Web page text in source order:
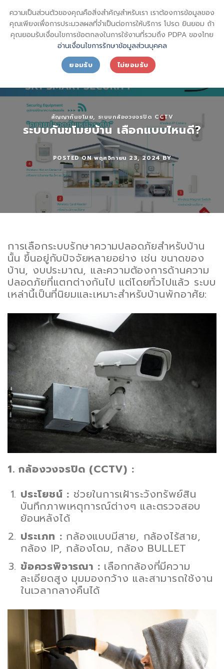
sql_sktsecurity_
ความเป็นส่วนตัวของคุณคือสิ่งสำคัญสำหรับเรา เราต้องการข้อมูลของ
คุณเพียงเพื่อการประมวลผลที่จำเป็นต่อการให้บริการ โปรด ยินยอม ถ้า
คุณยอมรับเงื่อนไขการข้อตกลงในการใช้งานที่รวมถึง PDPA ของไทย
อ่านเงื่อนไขการรักษาข้อมูลส่วนบุคคล
ยอมรับ
ไม่ยอมรับ
to
content
SECURITY SHIN KONG (THAI) INTERNATIONAL CO.,LTD.
สัญญากันขโมย, ระบบกล้องวงจรปิด CCTV
ระบบกันขโมยบ้าน เลือกแบบไหนดี?
POSTED ONพฤศจิกายน 23, 2024BY
การเลือกระบบรักษาความปลอดภัยสำหรับบ้าน
นั้น ขึ้นอยู่กับปัจจัยหลายอย่าง เช่น ขนาดของ
บ้าน, งบประมาณ, และความต้องการด้านความ
ปลอดภัยที่แตกต่างกันไป แต่โดยทั่วไปแล้ว ระบบ
เหล่านี้เป็นที่นิยมและเหมาะสำหรับบ้านพักอาศัย:
1. กล้องวงจรปิด (CCTV) :
ประโยชน์ : ช่วยในการเฝ้าระวังทรัพย์สิน
บันทึกภาพเหตุการณ์ต่างๆ และตรวจสอบ
ย้อนหลังได้
ประเภท : กล้องแบบมีสาย, กล้องไร้สาย,
กล้อง IP, กล้องโดม, กล้อง BULLET
ข้อควรพิจารณา : เลือกกล้องที่มีความ
ละเอียดสูง มุมมองกว้าง และสามารถใช้งาน
ในเวลากลางคืนได้